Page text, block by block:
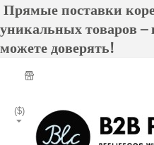
Прямые поставки
уникальных товаров –
можете доверять!
($)